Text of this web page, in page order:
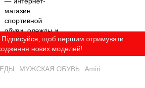
щоб першим отримувати
нових моделей!
МУЖСКАЯ ОБУВЬ Amiri